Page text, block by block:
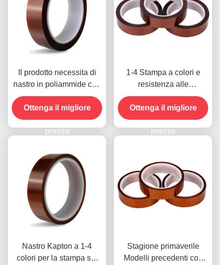
Il prodotto necessita di
nastro in poliammide con
resistenza alla tensione
di 1000V
Ottenga il migliore
prezzo
1-4 Stampa a colori e
resistenza alle
temperature -10C-80C
Metodo di pagamento con
carta di credito per
modelli precedenti
Ottenga il migliore
prezzo
Nastro Kapton a 1-4
colori per la stampa sul
Stagione primaverile
Modelli precedenti con